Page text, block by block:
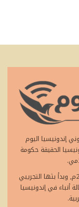
إندونيسيا اليوم
الحقيقة حكومة
وتأسس إندونيسيا اليوم في 24 ابريل عام 2014م, وبدأ بثها التجريبي
وكالة أنباء في إندونيسيا